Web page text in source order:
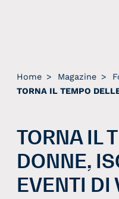
Home > Magazine >
TORNA IL
DONNE,
EVENTI DI